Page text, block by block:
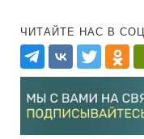
ЧИТАЙТЕ НАС В